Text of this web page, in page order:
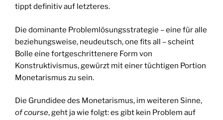
tippt definitiv auf letzteres.
Die dominante Problemlösungsstrategie – eine für alle
beziehungsweise, neudeutsch, one fits all – scheint
Bolle eine fortgeschrittenere Form von
Konstruktivismus, gewürzt mit einer tüchtigen Portion
Monetarismus zu sein.
Die Grundidee des Monetarismus, im weiteren Sinne,
of course, geht ja wie folgt: es gibt kein Problem auf